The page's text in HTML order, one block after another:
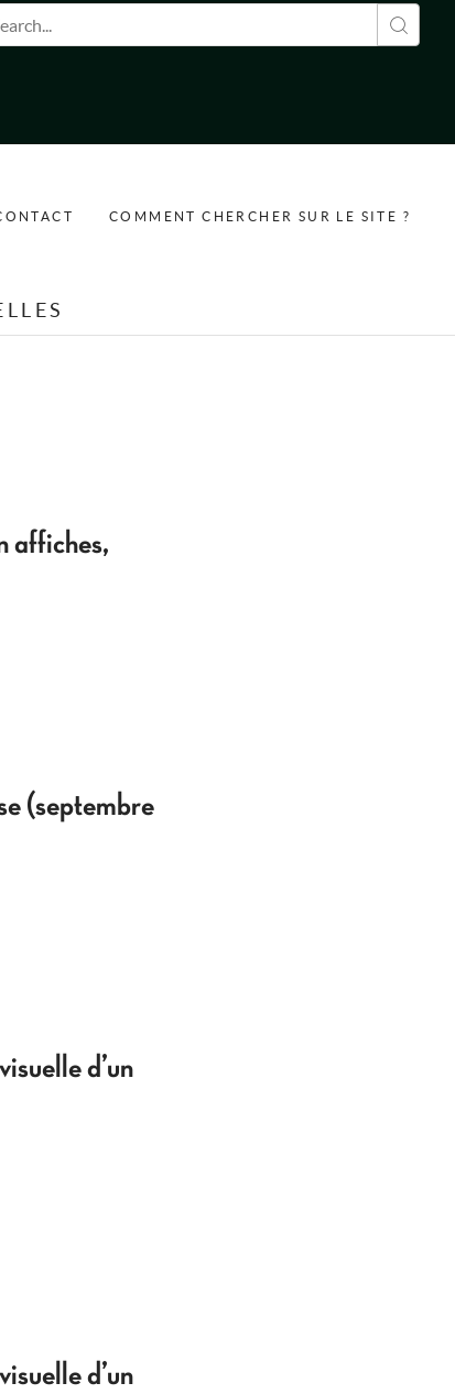
de recherche
COMMENT CHERCHER SUR LE SITE ?
affiches,
(septembre
d’un
d’un